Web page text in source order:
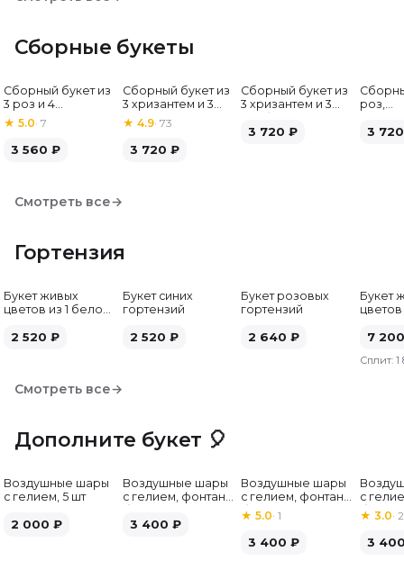
Сборные букеты
Сборный букет из
3 роз и 4
альстромерий
★ 5.0· 7
3 560 ₽
Хит
Сборный букет из
3 хризантем и 3
альстромерий
★ 4.9· 73
3 720 ₽
Сборный букет из
3 хризантем и 3
3 720 ₽
роз,
3 720
Смотреть все→
Гортензия
Букет живых
цветов из 1 белой
2 520 ₽
Букет синих
гортензий
2 520 ₽
Букет розовых
гортензий
2 640 ₽
Букет
7 200
Сплит: 1
Смотреть все→
Дополните букет 🎈
Воздушные шары
с гелием, 5 шт
2 000 ₽
Воздушные шары
с гелием, фонтан,
шт
3 400 ₽
Воздушные шары
с гелием, фонтан,
бело-розовые, 7
шт
★5.0·1
3 400 ₽
с
бело-
★ 3.0· 2
3